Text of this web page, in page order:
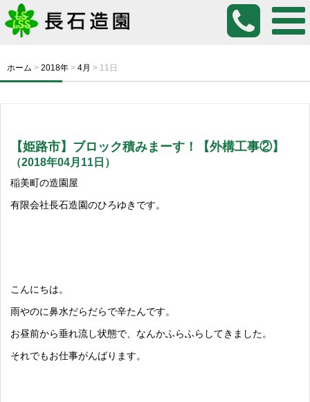
ホーム > 2018年 > 4月 > 11日
【姫路市】ブロック積みまーす！【外構工事②】
（2018年04月11日）
稲美町の造園屋
有限会社長石造園のひろゆきです。
こんにちは。
雨やのに鼻水だらだらで辛たんです。
お昼前から垂れ流し状態で、なんかふらふらしてきました。
それでもお仕事がんばります。